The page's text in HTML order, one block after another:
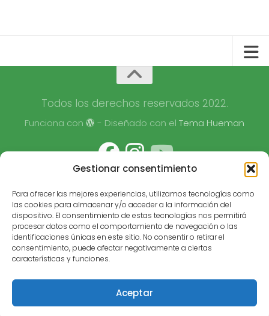
Gestionar consentimiento
Para ofrecer las mejores experiencias, utilizamos tecnologías como
las cookies para almacenar y/o acceder a la información del
dispositivo. El consentimiento de estas tecnologías nos permitirá
procesar datos como el comportamiento de navegación o las
identificaciones únicas en este sitio. No consentir o retirar el
consentimiento, puede afectar negativamente a ciertas
características y funciones.
Aceptar
Todos los derechos reservados 2022.
Funciona con - Diseñado con el Tema Hueman